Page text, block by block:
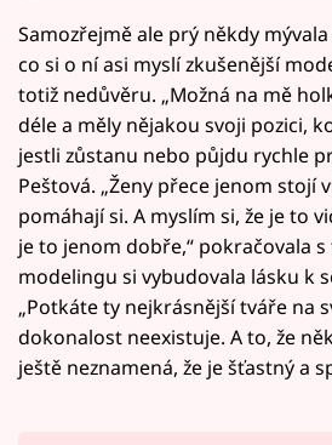
Samozřejmě ale prý někdy
co si o ní asi myslí zkušenější
totiž nedůvěru. „Možná na mě
déle a měly nějakou svoji pozici,
jestli zůstanu nebo půjdu rychle
Peštová. „Ženy přece jenom stojí
pomáhají si. A myslím si, že je to
je to jenom dobře,“ pokračovala s
modelingu si vybudovala lásku k
„Potkáte ty nejkrásnější tváře na
dokonalost neexistuje. A to, že
ještě neznamená, že je šťastný a